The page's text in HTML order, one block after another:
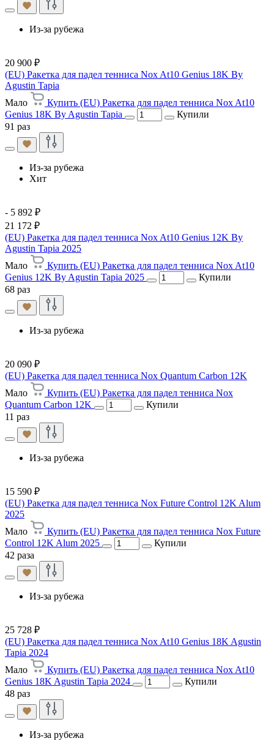
Из-за рубежа
20 900 ₽
(EU) Ракетка для падел тенниса Nox At10 Genius 18K By
Agustin Tapia
Мало
Купить (EU) Ракетка для падел тенниса Nox At10
Genius 18K By Agustin Tapia
Купили
91 раз
Из-за рубежа
Хит
- 5 892 ₽
21 172 ₽
(EU) Ракетка для падел тенниса Nox At10 Genius 12K By
Agustin Tapia 2025
Мало
Купить (EU) Ракетка для падел тенниса Nox At10
Genius 12K By Agustin Tapia 2025
Купили
68 раз
Из-за рубежа
20 090 ₽
(EU) Ракетка для падел тенниса Nox Quantum Carbon 12K
Мало
Купить (EU) Ракетка для падел тенниса Nox
Quantum Carbon 12K
Купили
11 раз
Из-за рубежа
15 590 ₽
(EU) Ракетка для падел тенниса Nox Future Control 12K Alum
2025
Мало
Купить (EU) Ракетка для падел тенниса Nox Future
Control 12K Alum 2025
Купили
42 раза
Из-за рубежа
25 728 ₽
(EU) Ракетка для падел тенниса Nox At10 Genius 18K Agustin
Tapia 2024
Мало
Купить (EU) Ракетка для падел тенниса Nox At10
Genius 18K Agustin Tapia 2024
Купили
48 раз
Из-за рубежа